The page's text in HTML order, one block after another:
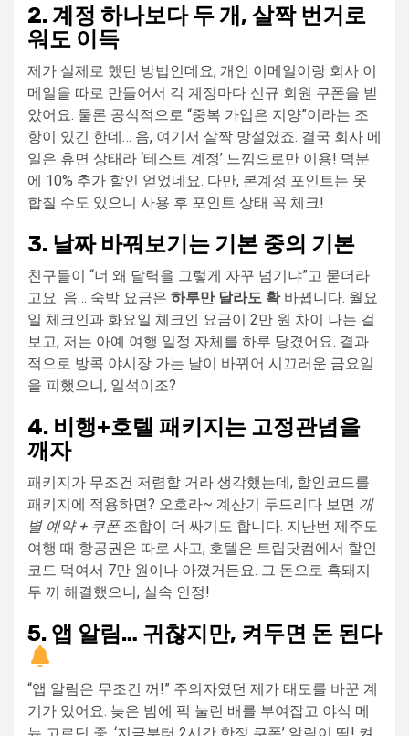
2. 계정 하나보다 두 개, 살짝 번거로
워도 이득
제가 실제로 했던 방법인데요, 개인 이메일이랑 회사 이
메일을 따로 만들어서 각 계정마다 신규 회원 쿠폰을 받
았어요. 물론 공식적으로 “중복 가입은 지양”이라는 조
항이 있긴 한데… 음, 여기서 살짝 망설였죠. 결국 회사 메
일은 휴면 상태라 ‘테스트 계정’ 느낌으로만 이용! 덕분
에 10% 추가 할인 얻었네요. 다만, 본계정 포인트는 못
합칠 수도 있으니 사용 후 포인트 상태 꼭 체크!
3. 날짜 바꿔보기는 기본 중의 기본
친구들이 “너 왜 달력을 그렇게 자꾸 넘기냐”고 묻더라
고요. 음… 숙박 요금은 하루만 달라도 확바뀝니다. 월요
일 체크인과 화요일 체크인 요금이 2만 원 차이 나는 걸
보고, 저는 아예 여행 일정 자체를 하루 당겼어요. 결과
적으로 방콕 야시장 가는 날이 바뀌어 시끄러운 금요일
을 피했으니, 일석이조?
4. 비행+호텔 패키지는 고정관념을
깨자
패키지가 무조건 저렴할 거라 생각했는데, 할인코드를
패키지에 적용하면? 오호라~ 계산기 두드리다 보면 개
별 예약 + 쿠폰조합이 더 싸기도 합니다. 지난번 제주도
여행 때 항공권은 따로 사고, 호텔은 트립닷컴에서 할인
코드 먹여서 7만 원이나 아꼈거든요. 그 돈으로 흑돼지
두 끼 해결했으니, 실속 인정!
5. 앱 알림… 귀찮지만, 켜두면 돈 된다
“앱 알림은 무조건 꺼!” 주의자였던 제가 태도를 바꾼 계
기가 있어요. 늦은 밤에 퍽 눌린 배를 부여잡고 야식 메